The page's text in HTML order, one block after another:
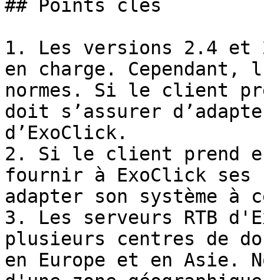
## Points clés
1. Les versions 2.4 et
en charge. Cependant,
normes. Si le client
doit s’assurer
d’ExoClick.
2. Si le client prend
fournir à ExoClick ses
adapter son système à
3. Les serveurs RTB
plusieurs centres de
en Europe et en Asie.